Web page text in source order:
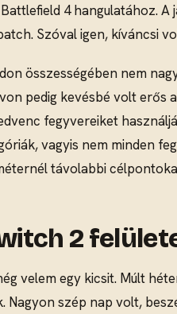
4 hangulatához.
Szóval igen, kíváncsi
összességében nem
pedig kevésbé volt erős
fegyvereiket
vagyis nem minden
távolabbi
2
velem egy kicsit. Múlt
Nagyon szép nap volt,